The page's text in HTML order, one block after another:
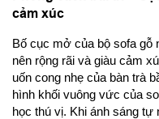
cảm xúc
Bố cục mở của bộ sofa gỗ
nên rộng rãi và giàu cảm
uốn cong nhẹ của bàn trà
hình khối vuông vức của
học thú vị. Khi ánh sáng tự